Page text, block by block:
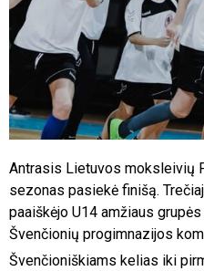
Antrasis Lietuvos moksleivių
sezonas pasiekė finišą.
paaiškėjo U14 amžiaus
Švenčionių progimnazijos
Švenčioniškiams kelias iki